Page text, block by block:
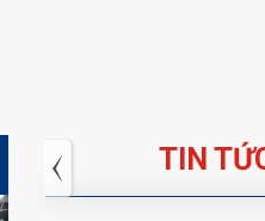
TIN
Tuyển dụng: Nhân viên